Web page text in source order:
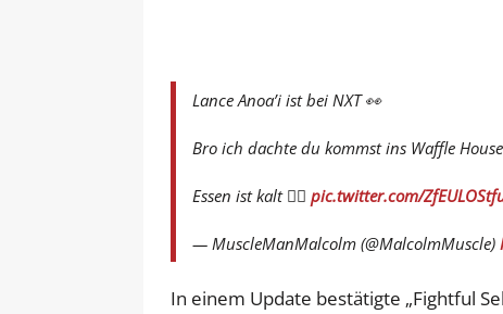
Lance Anoa’i ist bei NXT 👀
Bro ich dachte du kommst ins Waffle
Essen ist kalt ☝🏽 pic.twitter.com/
— MuscleManMalcolm (@MalcolmMuscle)
In einem Update bestätigte „Fightful